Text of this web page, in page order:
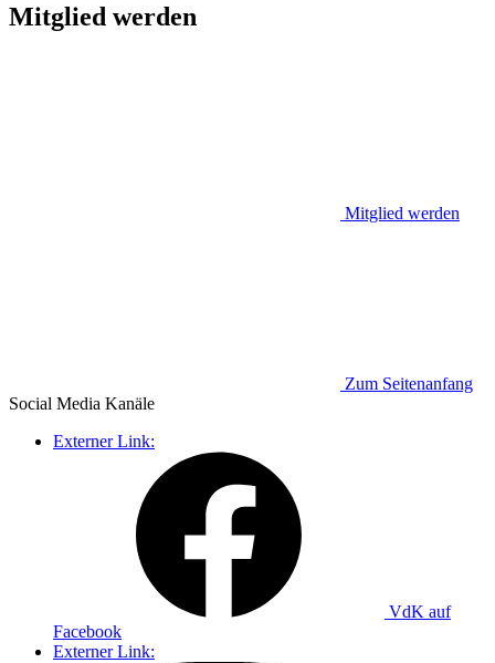
Mitglied werden
Mitglied werden
Zum Seitenanfang
Social Media Kanäle
Externer Link:
VdK auf
Facebook
Externer Link: